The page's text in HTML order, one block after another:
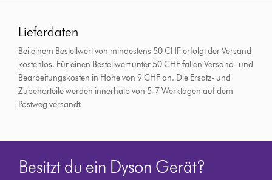
Lieferdaten
Bei einem Bestellwert von mindestens 50 CHF erfolgt der Versand
kostenlos. Für einen Bestellwert unter 50 CHF fallen Versand- und
Bearbeitungskosten in Höhe von 9 CHF an. Die Ersatz- und
Zubehörteile werden innerhalb von 5-7 Werktagen auf dem
Postweg versandt.
Besitzt du ein Dyson Gerät?